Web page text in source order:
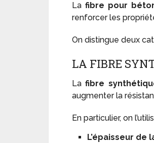
Lafibre pour
renforcer les
On distingue deux
LA FIBRE
Lafibre
augmenter la
En particulier, on
L’épaisseur de